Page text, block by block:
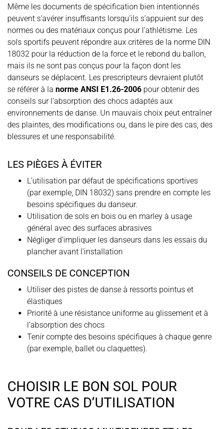
Même les documents de spécification bien intentionnés
peuvent s’avérer insuffisants lorsqu’ils s’appuient sur des
normes ou des matériaux conçus pour l’athlétisme. Les
sols sportifs peuvent répondre aux critères de la norme DIN
18032 pour la réduction de la force et le rebond du ballon,
mais ils ne sont pas conçus pour la façon dont les
danseurs se déplacent. Les prescripteurs devraient plutôt
se référer à la norme ANSI E1.26-2006 pour obtenir des
conseils sur l’absorption des chocs adaptés aux
environnements de danse. Un mauvais choix peut entraîner
des plaintes, des modifications ou, dans le pire des cas, des
blessures et une responsabilité.
LES PIÈGES À ÉVITER
L’utilisation par défaut de spécifications sportives
(par exemple, DIN 18032) sans prendre en compte les
besoins spécifiques du danseur.
Utilisation de sols en bois ou en marley à usage
général avec des surfaces abrasives
Négliger d’impliquer les danseurs dans les essais du
plancher avant l’installation
CONSEILS DE CONCEPTION
Utiliser des pistes de danse à ressorts pointus et
élastiques
Priorité à une résistance uniforme au glissement et à
l’absorption des chocs
Tenir compte des besoins spécifiques à chaque genre
(par exemple, ballet ou claquettes).
CHOISIR LE BON SOL POUR
VOTRE CAS D’UTILISATION